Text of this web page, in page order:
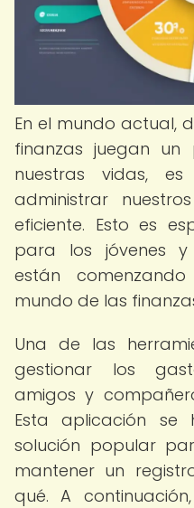
En el mundo actual,
finanzas juegan
nuestras vidas,
administrar
eficiente. Esto es
para los jóvenes y
están
mundo de las
Una de las
gestionar los
amigos y
Esta aplicación se
solución popular
mantener un
qué. A